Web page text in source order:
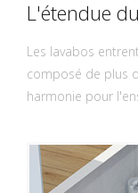
L'étendue
Les lavabos
composé de plus
harmonie pour